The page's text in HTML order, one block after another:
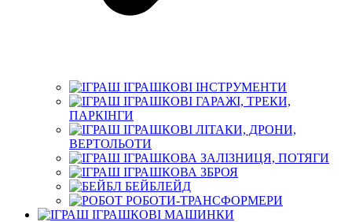
ІГРАШКОВІ ІНСТРУМЕНТИ
ІГРАШКОВІ ГАРАЖІ, ТРЕКИ,
ПАРКІНГИ
ІГРАШКОВІ ЛІТАКИ, ДРОНИ,
ВЕРТОЛЬОТИ
ІГРАШКОВА ЗАЛІЗНИЦЯ, ПОТЯГИ
ІГРАШКОВА ЗБРОЯ
БЕЙБЛЕЙД
РОБОТИ-ТРАНСФОРМЕРИ
ІГРАШКОВІ МАШИНКИ